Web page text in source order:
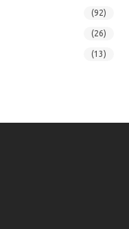
(92)
(26)
(13)